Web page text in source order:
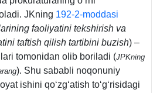
JKning 192-2-moddasi
faoliyatini tekshirish va
taftish qilish tartibini buzish) –
tomonidan olib boriladi (JPKning
). Shu sababli noqonuniy
ishini qoʻzgʻatish toʻgʻrisidagi